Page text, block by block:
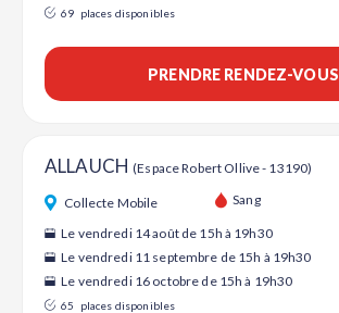
69 places disponibles
PRENDRE RENDEZ-VOUS
ALLAUCH(Espace Robert Ollive - 13190)
Collecte Mobile Sang
Le vendredi 14 août de 15h à 19h30
Le vendredi 11 septembre de 15h à 19h30
Le vendredi 16 octobre de 15h à 19h30
65 places disponibles